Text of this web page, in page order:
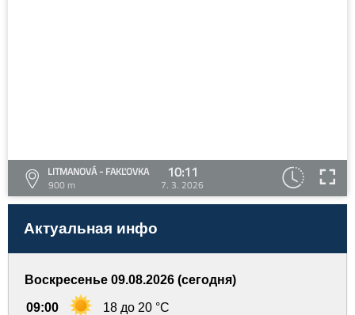
LITMANOVÁ - FAKĽOVKA
900 m
10:11
7. 3. 2026
Актуальная инфо
Воскресенье 09.08.2026 (сегодня)
09:00 18 до 20 °C